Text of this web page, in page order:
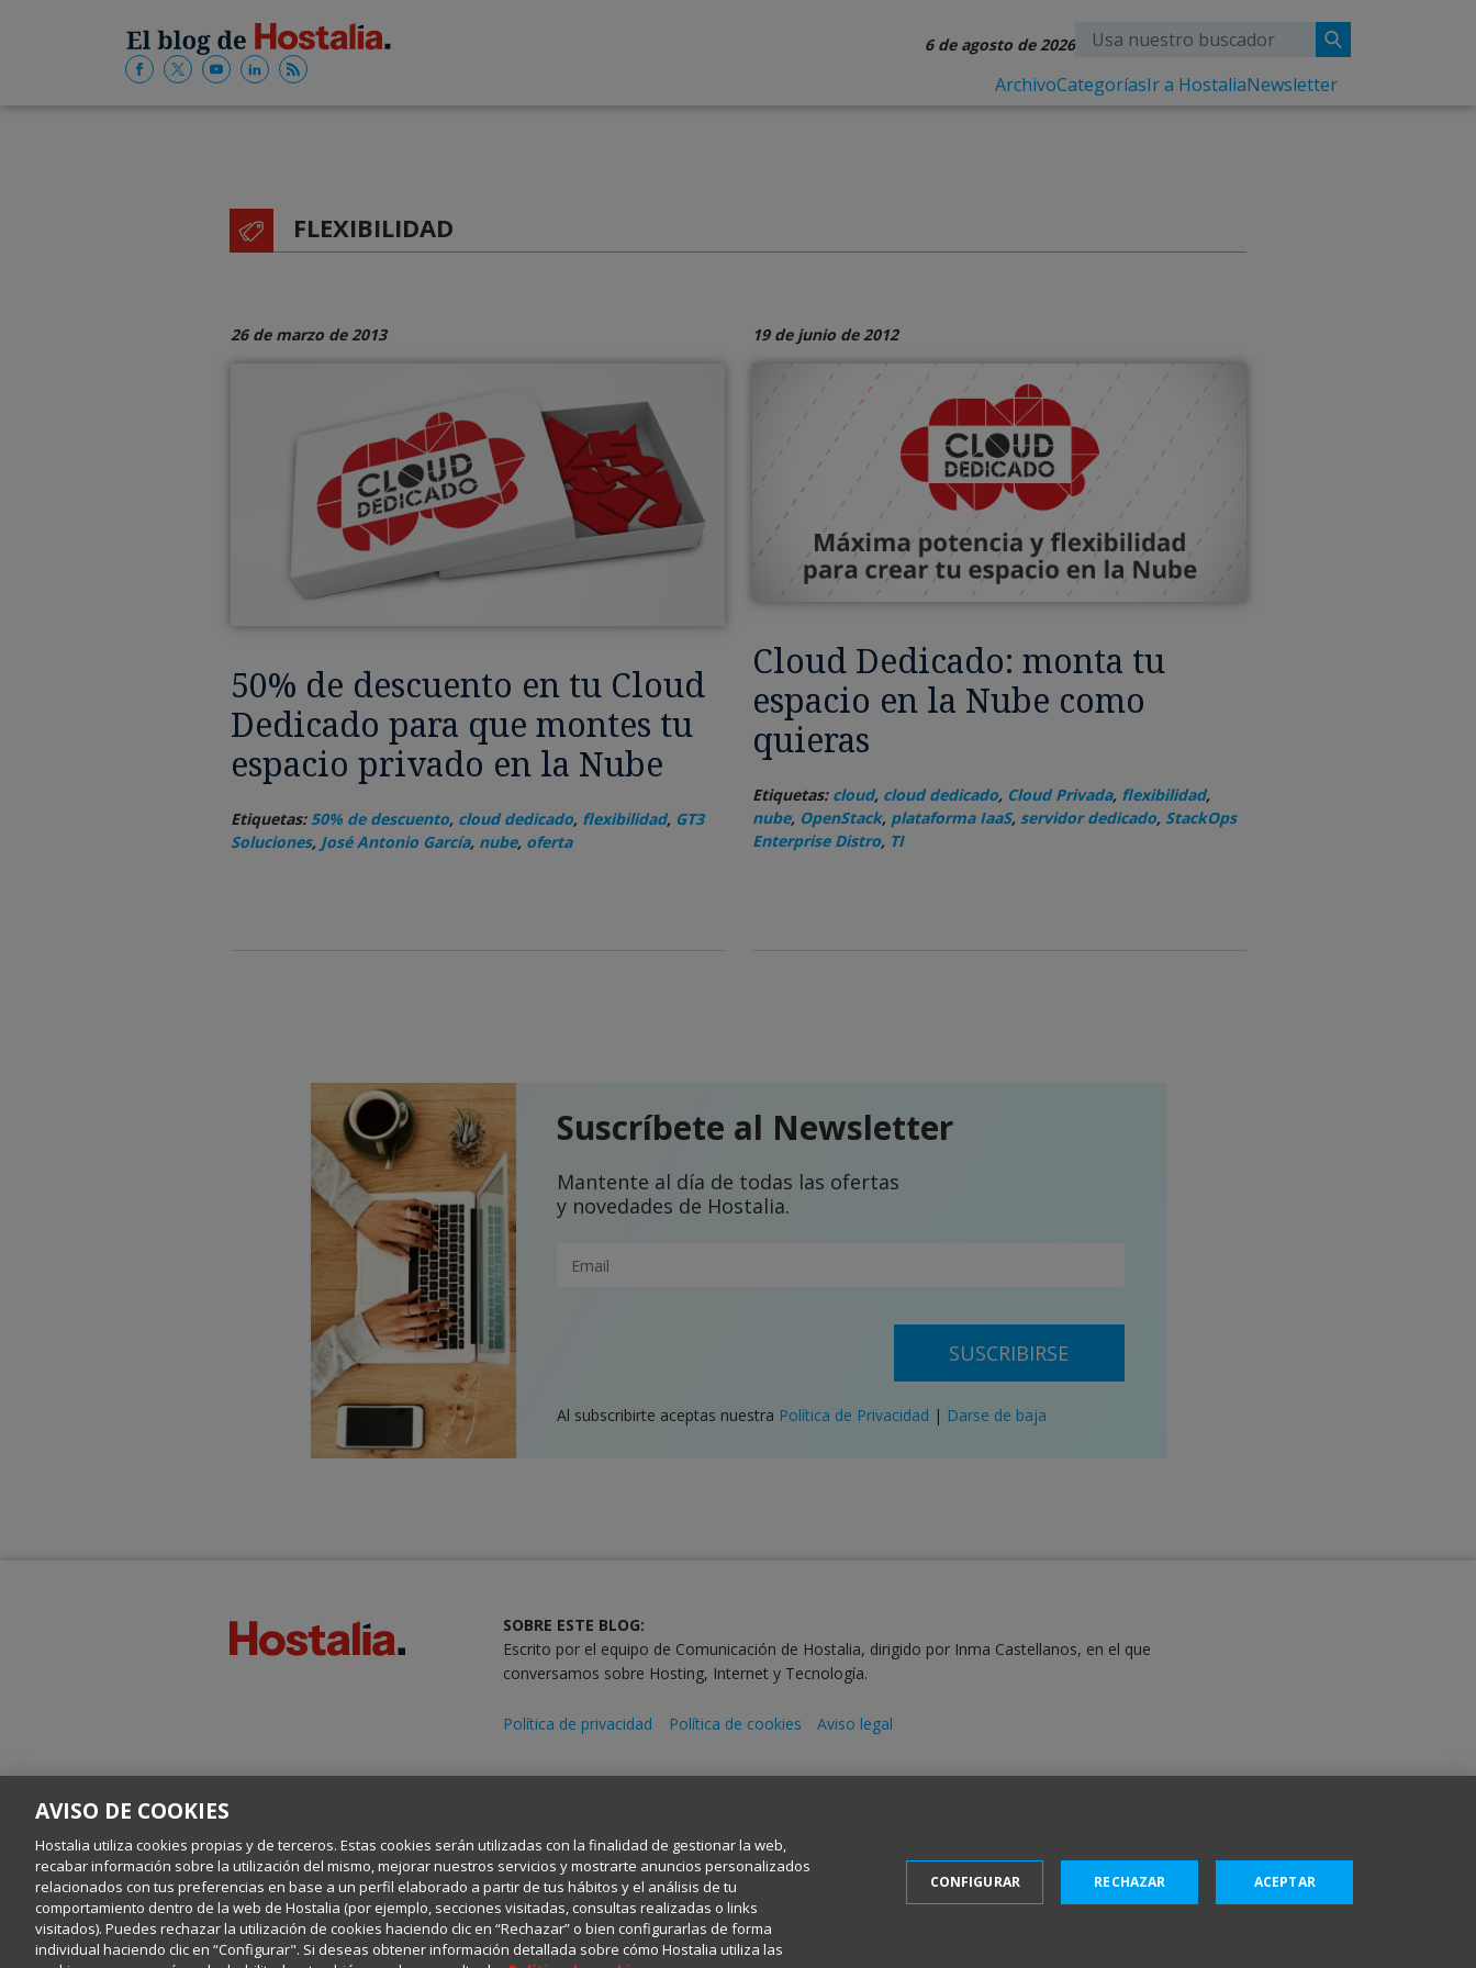
6 de agosto de 2026
ArchivoCategoríasIr a HostaliaNewsletter
FLEXIBILIDAD
26 de marzo de 2013
50% de descuento en tu Cloud
Dedicado para que montes tu
espacio privado en la Nube
Etiquetas: 50% de descuento, cloud dedicado, flexibilidad, GT3
Soluciones, José Antonio García, nube, oferta
19 de junio de 2012
Cloud Dedicado: monta tu
espacio en la Nube como
quieras
Etiquetas: cloud, cloud dedicado, Cloud Privada, flexibilidad,
nube, OpenStack, plataforma IaaS, servidor dedicado, StackOps
Enterprise Distro, TI
Suscríbete al Newsletter
Mantente al día de todas las ofertas
y novedades de Hostalia.
SUSCRIBIRSE
Al subscribirte aceptas nuestra Política de Privacidad | Darse de baja
SOBRE ESTE BLOG:
Escrito por el equipo de Comunicación de Hostalia, dirigido por Inma Castellanos, en el que
conversamos sobre Hosting, Internet y Tecnología.
Política de privacidad Política de cookies Aviso legal
Todos los Derechos Reservados
AVISO DE COOKIES
Hostalia utiliza cookies propias y de terceros. Estas cookies serán utilizadas con la finalidad de gestionar la web,
recabar información sobre la utilización del mismo, mejorar nuestros servicios y mostrarte anuncios personalizados
relacionados con tus preferencias en base a un perfil elaborado a partir de tus hábitos y el análisis de tu
comportamiento dentro de la web de Hostalia (por ejemplo, secciones visitadas, consultas realizadas o links
visitados). Puedes rechazar la utilización de cookies haciendo clic en “Rechazar” o bien configurarlas de forma
individual haciendo clic en “Configurar". Si deseas obtener información detallada sobre cómo Hostalia utiliza las
CONFIGURAR RECHAZAR ACEPTAR